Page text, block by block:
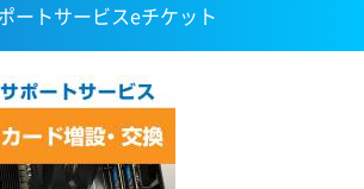
ートサービスeチケット